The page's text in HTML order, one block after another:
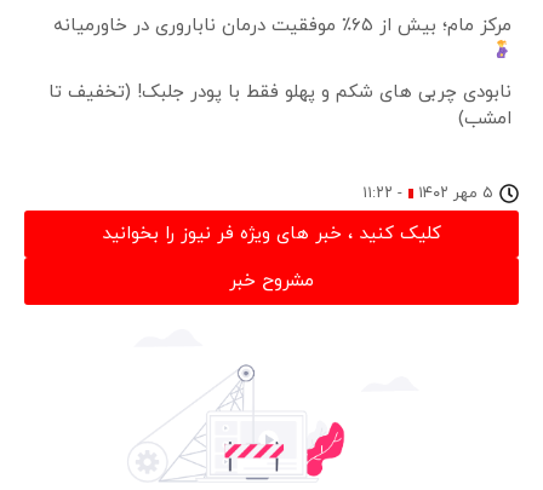
مرکز مام؛ بیش از ۶۵٪ موفقیت درمان ناباروری در خاورمیانه
نابودی چربی های شکم و پهلو فقط با پودر جلبک! (تخفیف تا
امشب)
۵ مهر ۱۴۰۲ - ۱۱:۲۲
کلیک کنید ، خبر های ویژه فر نیوز را بخوانید
مشروح خبر